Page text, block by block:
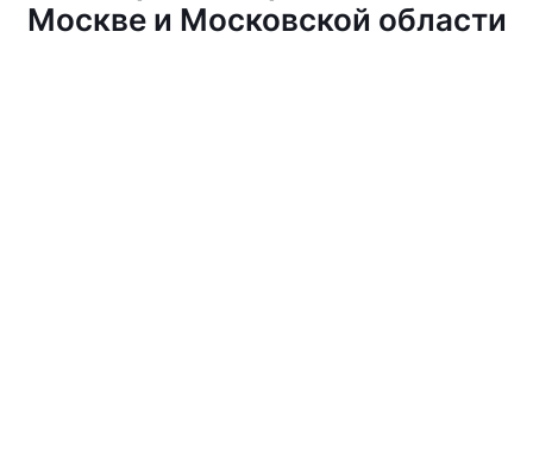
Москве и Московской области